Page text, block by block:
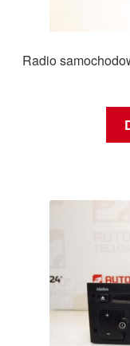
Radio